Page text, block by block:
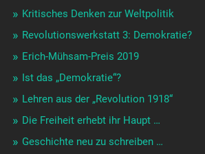
Kritisches Denken zur Weltpolitik
Revolutionswerkstatt 3: Demokratie?
Erich-Mühsam-Preis 2019
Ist das „Demokratie“?
Lehren aus der „Revolution 1918“
Die Freiheit erhebt ihr Haupt …
Geschichte neu zu schreiben …